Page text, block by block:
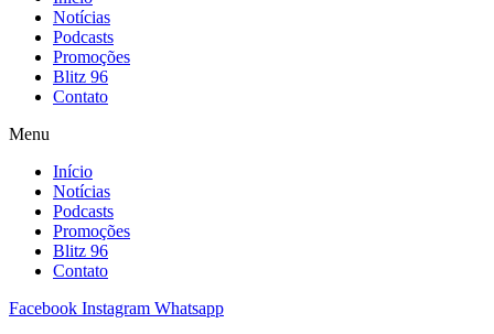
Notícias
Podcasts
Promoções
Blitz 96
Contato
Menu
Início
Notícias
Podcasts
Promoções
Blitz 96
Contato
Facebook Instagram Whatsapp